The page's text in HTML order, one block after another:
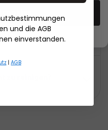
auch für
werden?
About Us
und die AGB
einverstanden.
| AGB